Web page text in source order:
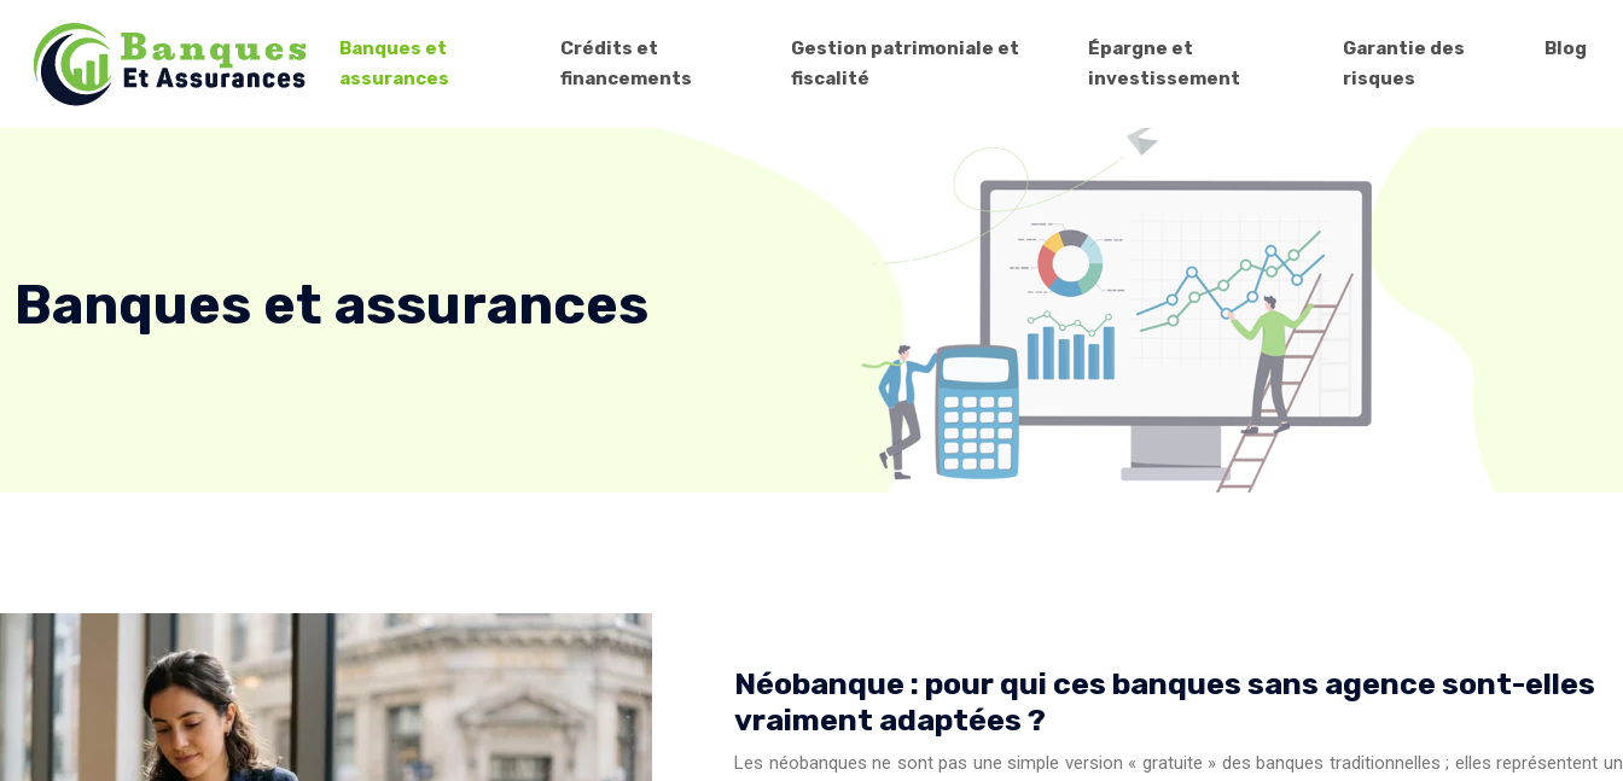
Banques et
assurances
Crédits et
financements
Gestion patrimoniale et
fiscalité
Épargne et
investissement
Garantie des
risques
Blog
Banques et assurances
Néobanque : pour qui ces banques sans agence sont-elles
vraiment adaptées ?
Les néobanques ne sont pas une simple version « gratuite » des banques traditionnelles ; elles représentent un